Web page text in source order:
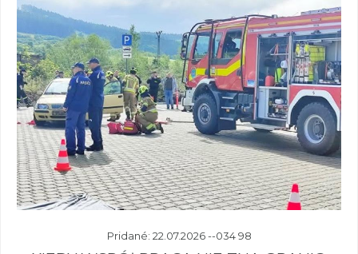
Pridané: 22.07.2026 --034 98